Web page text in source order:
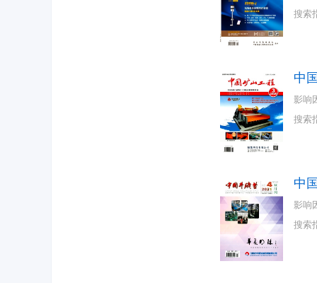
搜索
中
影响
搜索
中
影响
搜索